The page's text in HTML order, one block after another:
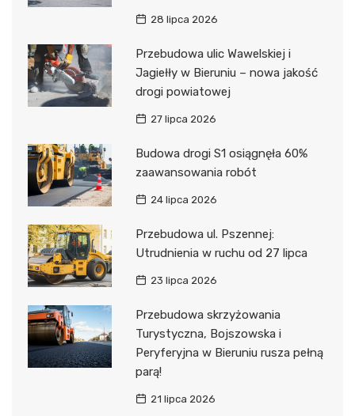
28 lipca 2026
Przebudowa ulic Wawelskiej i
Jagiełły w Bieruniu – nowa jakość
drogi powiatowej
27 lipca 2026
Budowa drogi S1 osiągnęła 60%
zaawansowania robót
24 lipca 2026
Przebudowa ul. Pszennej:
Utrudnienia w ruchu od 27 lipca
23 lipca 2026
Przebudowa skrzyżowania
Turystyczna, Bojszowska i
Peryferyjna w Bieruniu rusza pełną
parą!
21 lipca 2026